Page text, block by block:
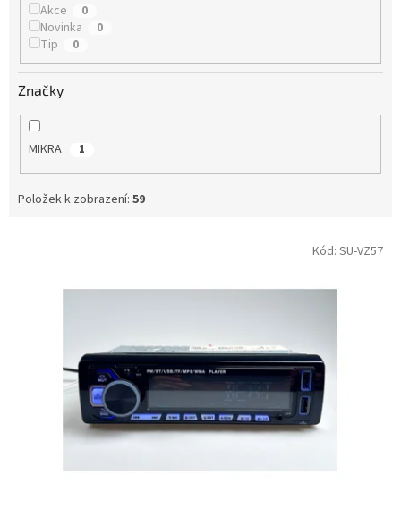
Akce 0
Novinka 0
Tip 0
Značky
MIKRA 1
Položek k zobrazení: 59
Kód: SU-VZ57